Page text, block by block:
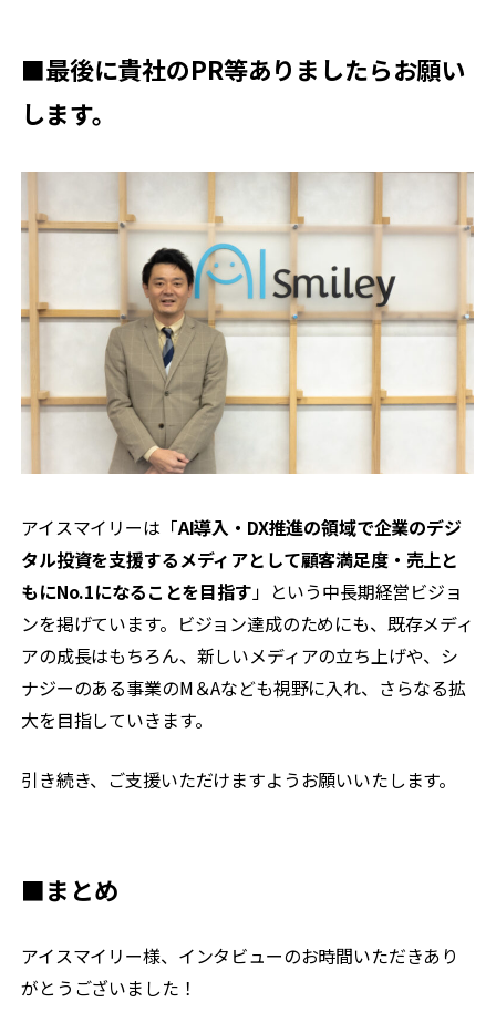
■最後に貴社のPR等ありましたらお願い
します。
アイスマイリーは「AI導入・DX推進の領域で企業のデジ
タル投資を支援するメディアとして顧客満足度・売上と
もにNo.1になることを目指す」という中長期経営ビジョ
ンを掲げています。ビジョン達成のためにも、既存メディ
アの成長はもちろん、新しいメディアの立ち上げや、シ
ナジーのある事業のM＆Aなども視野に入れ、さらなる拡
大を目指していきます。
引き続き、ご支援いただけますようお願いいたします。
■まとめ
アイスマイリー様、インタビューのお時間いただきあり
がとうございました！